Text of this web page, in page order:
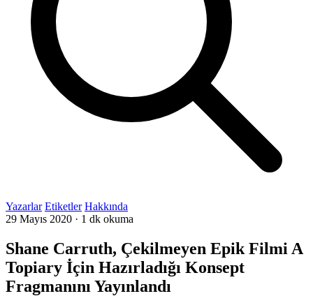
Yazarlar Etiketler Hakkında
29 Mayıs 2020 · 1 dk okuma
Shane Carruth, Çekilmeyen Epik Filmi A
Topiary İçin Hazırladığı Konsept
Fragmanını Yayınlandı